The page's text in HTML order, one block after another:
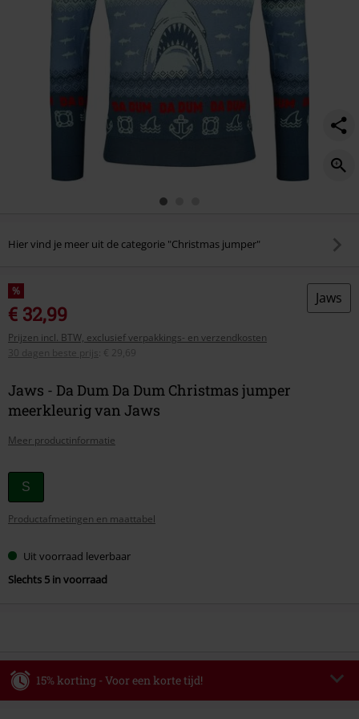
Hier vind je meer uit de categorie "Christmas jumper"
%
€ 32,99
Prijzen incl. BTW, exclusief verpakkings- en verzendkosten
30 dagen beste prijs
€ 29,69
Jaws
Jaws - Da Dum Da Dum Christmas jumper
meerkleurig van Jaws
Meer productinformatie
Kies
je
maat
S
Productafmetingen en maattabel
Uit voorraad leverbaar
Slechts 5 in voorraad
15% korting - Voor een korte tijd!